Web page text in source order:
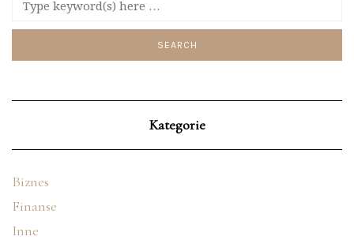
Kategorie
Biznes
Finanse
Inne